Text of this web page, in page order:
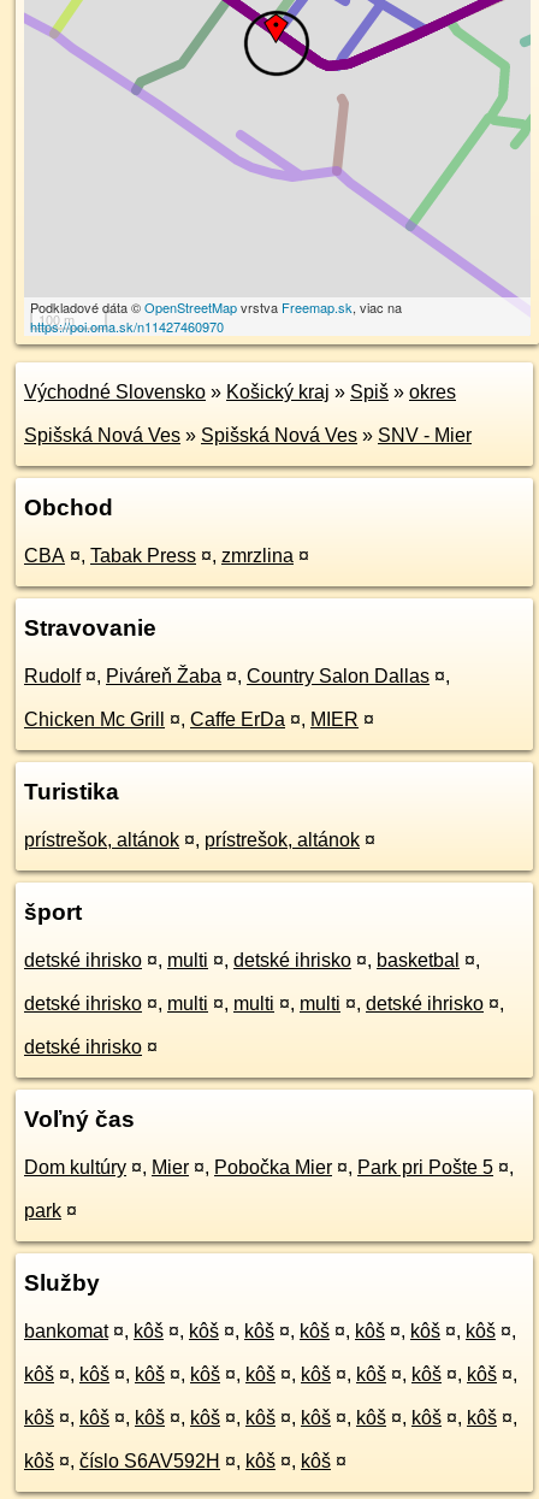
100 m
Podkladové dáta ©OpenStreetMapvrstva Freemap.sk, viac na
https://poi.oma.sk/n11427460970
Východné Slovensko » Košický kraj » Spiš » okres
Spišská Nová Ves » Spišská Nová Ves » SNV - Mier
Obchod
CBA ¤, Tabak Press ¤, zmrzlina ¤
Stravovanie
Rudolf ¤, Piváreň Žaba ¤, Country Salon Dallas ¤,
Chicken Mc Grill ¤, Caffe ErDa ¤, MIER ¤
Turistika
prístrešok, altánok ¤, prístrešok, altánok ¤
šport
detské ihrisko ¤, multi ¤, detské ihrisko ¤, basketbal ¤,
detské ihrisko ¤, multi ¤, multi ¤, multi ¤, detské ihrisko ¤,
detské ihrisko ¤
Voľný čas
Dom kultúry ¤, Mier ¤, Pobočka Mier ¤, Park pri Pošte 5 ¤,
park ¤
Služby
bankomat ¤, kôš ¤, kôš ¤, kôš ¤, kôš ¤, kôš ¤, kôš ¤, kôš ¤,
kôš ¤, kôš ¤, kôš ¤, kôš ¤, kôš ¤, kôš ¤, kôš ¤, kôš ¤, kôš ¤,
kôš ¤, kôš ¤, kôš ¤, kôš ¤, kôš ¤, kôš ¤, kôš ¤, kôš ¤, kôš ¤,
kôš ¤, číslo S6AV592H ¤, kôš ¤, kôš ¤